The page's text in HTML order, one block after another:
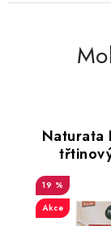
Naturata
19 %
Akce